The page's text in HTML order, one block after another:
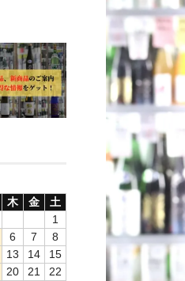
木 金
土
1
6 7
8
13 14
15
20 21
22